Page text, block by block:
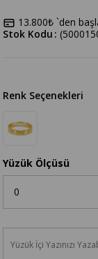
13.800₺ `den
Stok Kodu
Renk Seçenekleri
Yüzük Ölçüsü